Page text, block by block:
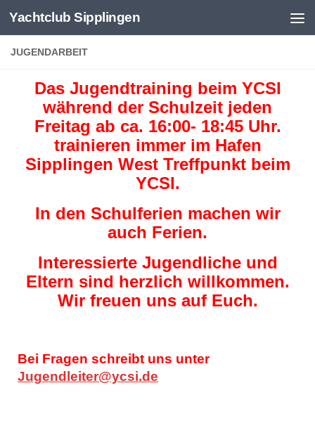
Zum Inhalt springen
Yachtclub Sipplingen
JUGENDARBEIT
Das Jugendtraining beim YCSI
während der Schulzeit jeden
Freitag ab ca. 16:00- 18:45 Uhr.
trainieren immer im Hafen
Sipplingen West Treffpunkt beim
YCSI.
In den Schulferien machen wir
auch Ferien.
Interessierte Jugendliche und
Eltern sind herzlich willkommen.
Wir freuen uns auf Euch.
Bei Fragen schreibt uns unter
Jugendleiter@ycsi.de